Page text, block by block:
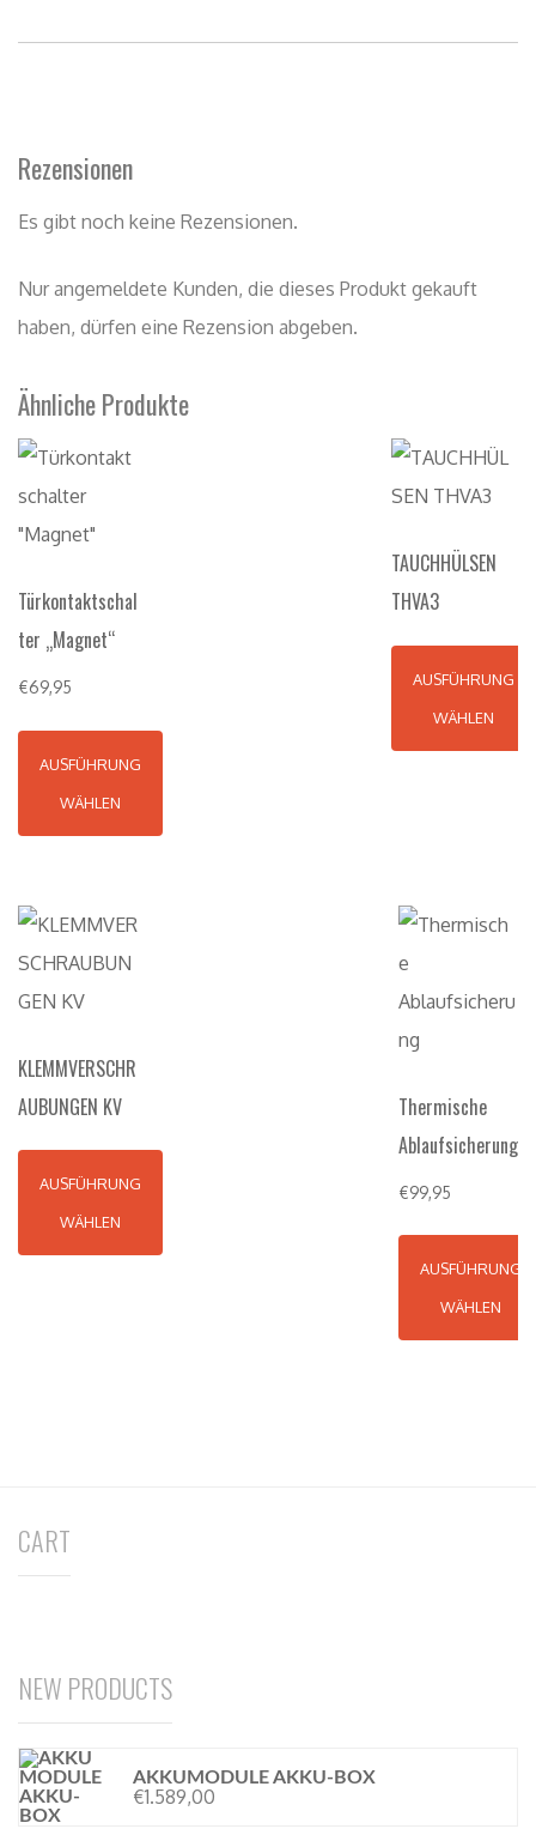
Rezensionen
Es gibt noch keine Rezensionen.
Nur angemeldete Kunden, die dieses Produkt gekauft
haben, dürfen eine Rezension abgeben.
Ähnliche Produkte
Türkontaktschal
ter „Magnet“
€69,95
AUSFÜHRUNG
WÄHLEN
TAUCHHÜLSEN
THVA3
AUSFÜHRUNG
WÄHLEN
KLEMMVERSCHR
AUBUNGEN KV
AUSFÜHRUNG
WÄHLEN
Thermische
Ablaufsicherung
€99,95
AUSFÜHRUNG
WÄHLEN
CART
NEW PRODUCTS
AKKUMODULE AKKU-BOX
€1.589,00